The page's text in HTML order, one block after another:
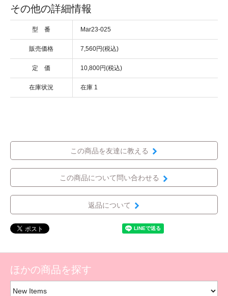
その他の詳細情報
型 番 Mar23-025
販売価格 7,560円(税込)
定 価 10,800円(税込)
在庫状況 在庫 1
この商品を友達に教える
この商品について問い合わせる
返品について
ほかの商品を探す